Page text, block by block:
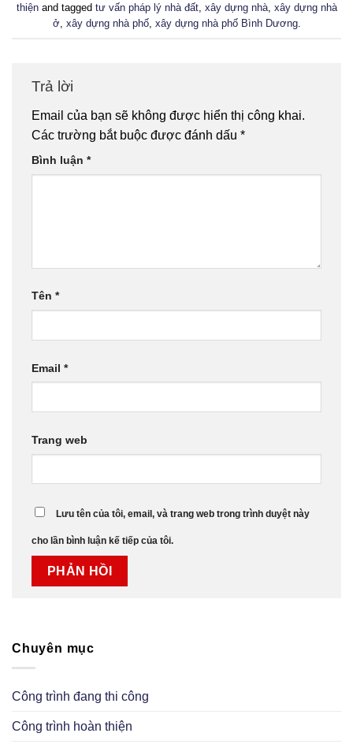
thiệnand tagged tư vấn pháp lý nhà đất, xây dựng nhà, xây dựng nhà
ở, xây dựng nhà phố, xây dựng nhà phố Bình Dương.
Trả lời
Email của bạn sẽ không được hiển thị công khai.
Các trường bắt buộc được đánh dấu *
Bình luận *
Tên *
Email *
Trang web
Lưu tên của tôi, email, và trang web trong trình duyệt này
cho lần bình luận kế tiếp của tôi.
Chuyên mục
Công trình đang thi công
Công trình hoàn thiện